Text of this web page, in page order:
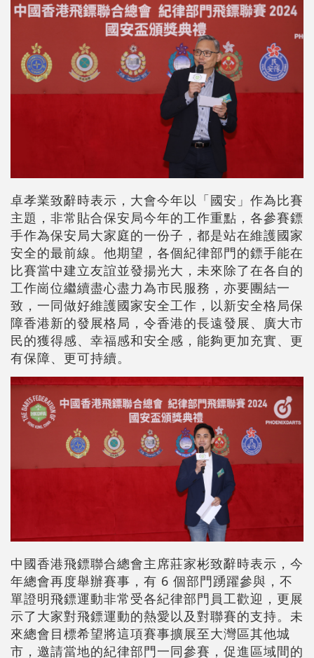
卓孝業致辭時表示，大會今年以「國安」作為比賽
主題，非常貼合保安局今年的工作重點，各參賽鏢
手作為保安局大家庭的一份子，都是站在維護國家
安全的最前線。他期望，各個紀律部門的鏢手能在
比賽當中建立友誼並發揚光大，未來除了在各自的
工作崗位繼續盡心盡力為市民服務，亦要團結一
致，一同做好維護國家安全工作，以新安全格局保
障香港新的發展格局，令香港的長遠發展、廣大市
民的獲得感、幸福感和安全感，能夠更加充實、更
有保障、更可持續。
中國香港飛鏢聯合總會主席莊家彬致辭時表示，今
年總會再度舉辦賽事，有 6 個部門踴躍參與，不
單證明飛鏢運動非常受各紀律部門員工歡迎，更展
示了大家對飛鏢運動的熱愛以及對聯賽的支持。未
來總會目標希望將這項賽事擴展至大灣區其他城
市，邀請當地的紀律部門一同參賽，促進區域間的